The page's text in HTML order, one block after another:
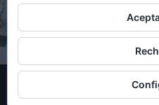
© Copyright 2021 - Gestión y
Política de cookies Política de